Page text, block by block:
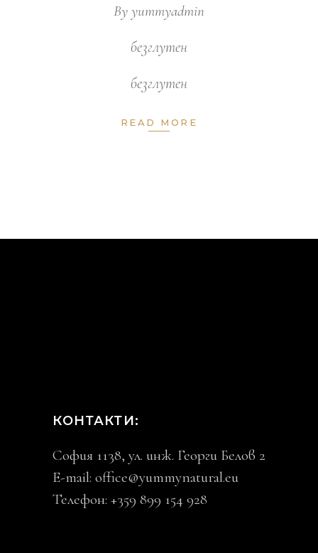
By yummyadmin
безглутен
безглутен
READ MORE
КОНТАКТИ:
София 1138, ул. инж. Георги Белов 2
E-mail: office@yummynatural.eu
Телефон: +359 899 154 928